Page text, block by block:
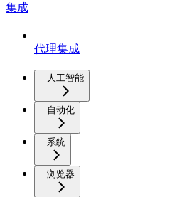
集成
代理集成
人工智能
自动化
系统
浏览器